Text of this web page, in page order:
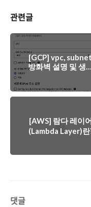
관련글
[GCP] vpc,
방화벽 설명 및 생성
[AWS] 람다 레이
(Lambda Layer)란
댓글